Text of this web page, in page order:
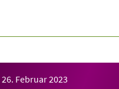
26. Februar 2023